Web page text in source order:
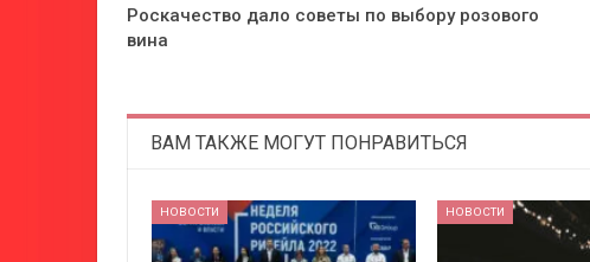
Роскачество дало советы по выбору розового
вина
ВАМ ТАКЖЕ МОГУТ ПОНРАВИТЬСЯ
НОВОСТИ НОВОСТИ